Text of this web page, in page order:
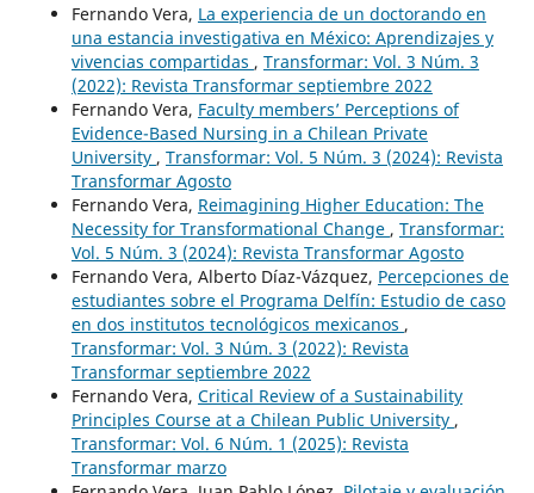
Fernando Vera, La experiencia de un doctorando en
una estancia investigativa en México: Aprendizajes y
vivencias compartidas , Transformar: Vol. 3 Núm. 3
(2022): Revista Transformar septiembre 2022
Fernando Vera, Faculty members’ Perceptions of
Evidence-Based Nursing in a Chilean Private
University , Transformar: Vol. 5 Núm. 3 (2024): Revista
Transformar Agosto
Fernando Vera, Reimagining Higher Education: The
Necessity for Transformational Change , Transformar:
Vol. 5 Núm. 3 (2024): Revista Transformar Agosto
Fernando Vera, Alberto Díaz-Vázquez, Percepciones de
estudiantes sobre el Programa Delfín: Estudio de caso
en dos institutos tecnológicos mexicanos ,
Transformar: Vol. 3 Núm. 3 (2022): Revista
Transformar septiembre 2022
Fernando Vera, Critical Review of a Sustainability
Principles Course at a Chilean Public University ,
Transformar: Vol. 6 Núm. 1 (2025): Revista
Transformar marzo